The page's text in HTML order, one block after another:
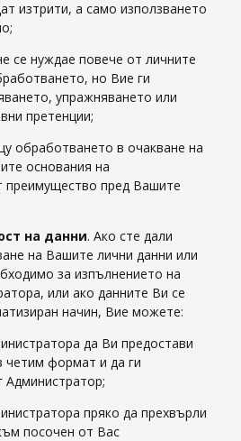
изтрити, а само използването
се нуждае повече от личните
но Вие ги
упражняването или
претенции;
обработването в очакване на
основания на
преимущество пред Вашите
на данни. Ако сте дали
на Вашите лични данни или
за изпълнението на
или ако данните Ви се
начин, Вие можете:
да Ви предостави
четим формат и да ги
Администратор;
пряко да прехвърли
посочен от Вас